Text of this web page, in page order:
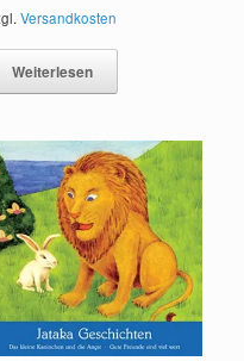
Versandkosten
Weiterlesen